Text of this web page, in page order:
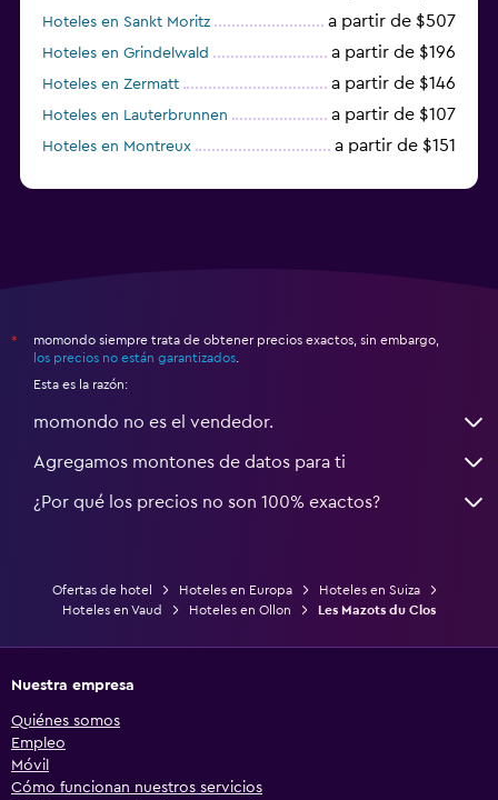
Hoteles en Sankt Moritz a partir de $507
Hoteles en Grindelwald a partir de $196
Hoteles en Zermatt a partir de $146
Hoteles en Lauterbrunnen a partir de $107
Hoteles en Montreux a partir de $151
*
momondo siempre trata de obtener precios exactos, sin embargo,
los precios no están garantizados
Esta es la razón:
momondo no es el vendedor.
Agregamos montones de datos para ti
¿Por qué los precios no son 100% exactos?
Ofertas de hotel Hoteles en Europa
Hoteles en Suiza
Hoteles en Vaud
Hoteles en Ollon Les Mazots du Clos
Nuestra empresa
Quiénes somos
Empleo
Móvil
Cómo funcionan nuestros servicios